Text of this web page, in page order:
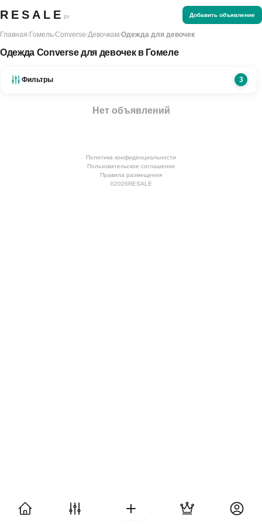
RESALE BY Добавить объявление
Главная/Гомель/Converse/Девочкам/Одежда для девочек
Одежда Converse для девочек в Гомеле
Фильтры 3
Нет объявлений
Политика конфиденциальности
Пользовательское соглашение
Правила размещения
©2026RESALE